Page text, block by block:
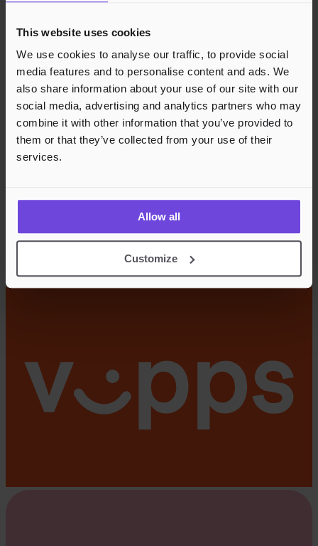
This website uses cookies
We use cookies to analyse our traffic, to provide social
media features and to personalise content and ads. We
also share information about your use of our site with our
social media, advertising and analytics partners who may
combine it with other information that you’ve provided to
them or that they’ve collected from your use of their
services.
Allow all
Customize